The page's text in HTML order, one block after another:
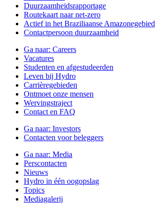
Duurzaamheidsrapportage
Routekaart naar net-zero
Actief in het Braziliaanse Amazonegebied
Contactpersoon duurzaamheid
Ga naar: Careers
Vacatures
Studenten en afgestudeerden
Leven bij Hydro
Carrièregebieden
Ontmoet onze mensen
Wervingstraject
Contact en FAQ
Ga naar: Investors
Contacten voor beleggers
Ga naar: Media
Perscontacten
Nieuws
Hydro in één oogopslag
Topics
Mediagalerij